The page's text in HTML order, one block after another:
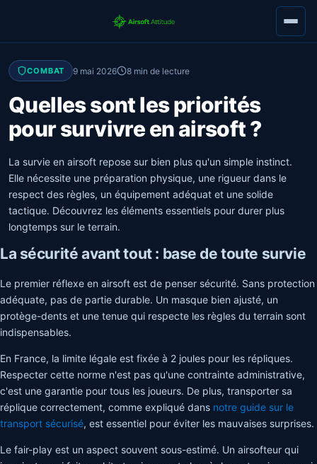
COMBAT 9 mai 2026 8 min de lecture
Quelles sont les priorités
pour survivre en airsoft ?
La survie en airsoft repose sur bien plus qu'un simple instinct.
Elle nécessite une préparation physique, une rigueur dans le
respect des règles, un équipement adéquat et une solide
tactique. Découvrez les éléments essentiels pour durer plus
longtemps sur le terrain.
La sécurité avant tout : base de toute survie
Le premier réflexe en airsoft est de penser sécurité. Sans protection
adéquate, pas de partie durable. Un masque bien ajusté, un
protège-dents et une tenue qui respecte les règles du terrain sont
indispensables.
En France, la limite légale est fixée à 2 joules pour les répliques.
Respecter cette norme n'est pas qu'une contrainte administrative,
c'est une garantie pour tous les joueurs. De plus, transporter sa
réplique correctement, comme expliqué dans notre guide sur le
transport sécurisé, est essentiel pour éviter les mauvaises surprises.
Le fair-play est un aspect souvent sous-estimé. Un airsofteur qui